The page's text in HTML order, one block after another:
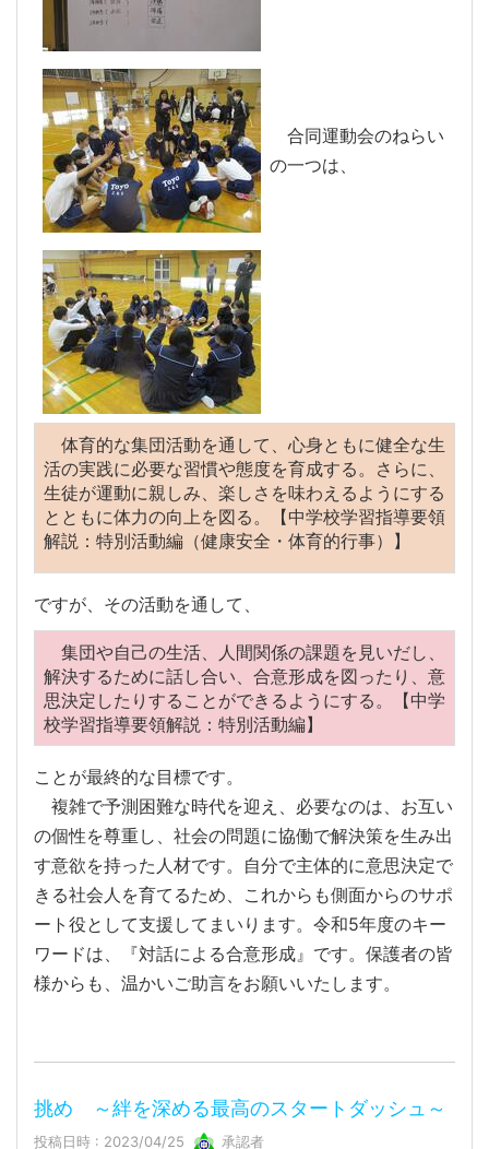
合同運動会のねらい
の一つは、
体育的な集団活動を通して、心身ともに健全な生
活の実践に必要な習慣や態度を育成する。さらに、
生徒が運動に親しみ、楽しさを味わえるようにする
とともに体力の向上を図る。【中学校学習指導要領
解説：特別活動編（健康安全・体育的行事）】
ですが、その活動を通して、
集団や自己の生活、人間関係の課題を見いだし、
解決するために話し合い、合意形成を図ったり、意
思決定したりすることができるようにする。【中学
校学習指導要領解説：特別活動編】
ことが最終的な目標です。
複雑で予測困難な時代を迎え、必要なのは、お互い
の個性を尊重し、社会の問題に協働で解決策を生み出
す意欲を持った人材です。自分で主体的に意思決定で
きる社会人を育てるため、これからも側面からのサポ
ート役として支援してまいります。令和5年度のキー
ワードは、『対話による合意形成』です。保護者の皆
様からも、温かいご助言をお願いいたします。
挑め ～絆を深める最高のスタートダッシュ～
投稿日時 : 2023/04/25 承認者